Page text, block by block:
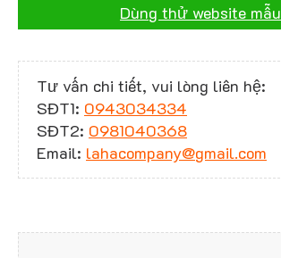
Dùng thử website mẫu
Tư vấn chi tiết, vui lòng liên hệ:
SĐT1: 0943034334
SĐT2: 0981040368
Email: lahacompany@gmail.com